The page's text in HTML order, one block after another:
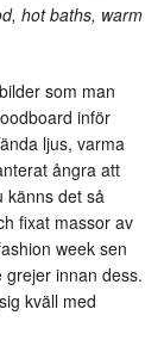
hot baths, warm
som man
inför
ljus, varma
ångra att
känns det så
fixat massor av
week sen
innan dess.
kväll med